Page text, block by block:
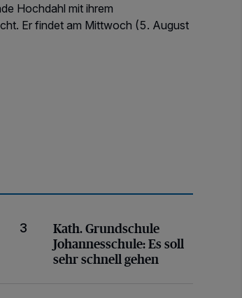
Hochdahl mit ihrem
Er findet am Mittwoch (5. August
3
Es soll sehr schnell gehen
Kath. Grundschule
Johannesschule:Es soll
sehr schnell gehen